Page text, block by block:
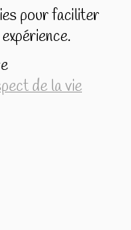
pour faciliter
de la vie
+